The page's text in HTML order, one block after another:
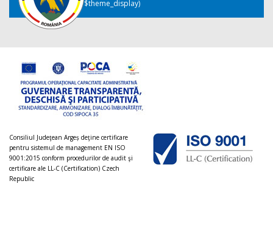
$theme_display)
Consiliul Judeţean Argeș deţine certificare
pentru sistemul de management EN ISO
9001:2015 conform procedurilor de audit şi
certificare ale LL-C (Certification) Czech
Republic